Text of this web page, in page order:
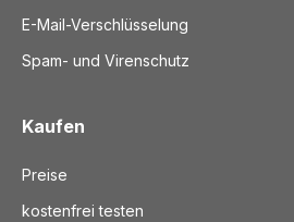
E-Mail-Verschlüsselung
Spam- und Virenschutz
Kaufen
Preise
kostenfrei testen